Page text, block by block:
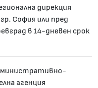
дирекция
София или пред
в 14-дневен срок
агенция